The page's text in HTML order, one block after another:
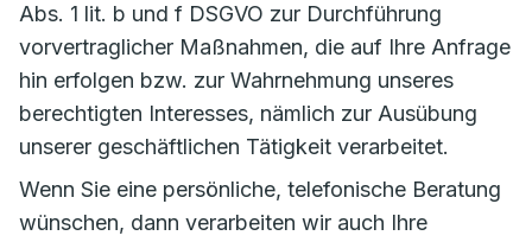
Abs. 1 lit. b und f DSGVO zur Durchführung
vorvertraglicher Maßnahmen, die auf Ihre Anfrage
hin erfolgen bzw. zur Wahrnehmung unseres
berechtigten Interesses, nämlich zur Ausübung
unserer geschäftlichen Tätigkeit verarbeitet.
Wenn Sie eine persönliche, telefonische Beratung
wünschen, dann verarbeiten wir auch Ihre